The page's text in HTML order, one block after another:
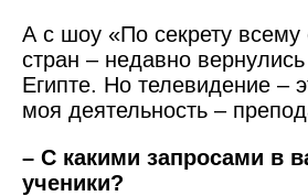
А с шоу «По секрету всему
стран – недавно
Египте. Но телевидение –
моя деятельность –
– С какими запросами в
ученики?